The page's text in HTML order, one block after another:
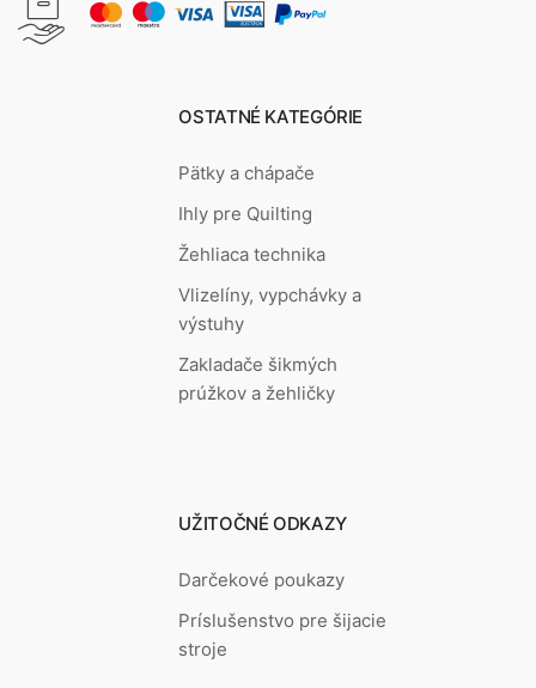
OSTATNÉ KATEGÓRIE
Pätky a chápače
Ihly pre Quilting
Žehliaca technika
Vlizelíny, vypchávky a
výstuhy
Zakladače šikmých
prúžkov a žehličky
UŽITOČNÉ ODKAZY
Darčekové poukazy
Príslušenstvo pre šijacie
stroje